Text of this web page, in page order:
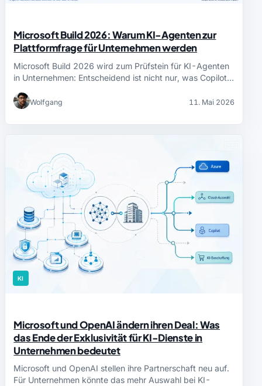
Microsoft Build 2026: Warum KI-Agenten zur
Plattformfrage für Unternehmen werden
Microsoft Build 2026 wird zum Prüfstein für KI-Agenten
in Unternehmen: Entscheidend ist nicht nur, was Copilot…
Wolfgang 11. Mai 2026
KI
Microsoft und OpenAI ändern ihren Deal: Was
das Ende der Exklusivität für KI-Dienste in
Unternehmen bedeutet
Microsoft und OpenAI stellen ihre Partnerschaft neu auf.
Für Unternehmen könnte das mehr Auswahl bei KI-